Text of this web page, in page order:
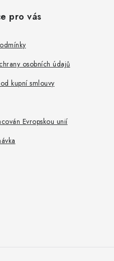
pro vás
osobních údajů
kupní smlouvy
Evropskou unií